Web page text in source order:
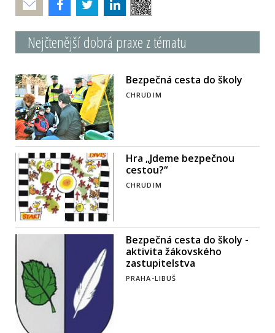
Poslat
Nejčtenější dobrá praxe z tématu
Bezpečná cesta do školy
CHRUDIM
Hra „Jdeme bezpečnou
cestou?“
CHRUDIM
Bezpečná cesta do školy -
aktivita žákovského
zastupitelstva
PRAHA-LIBUŠ